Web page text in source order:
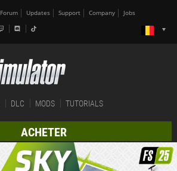
Forum Updates Support Company Jobs
DLC MODS TUTORIALS
ACHETER